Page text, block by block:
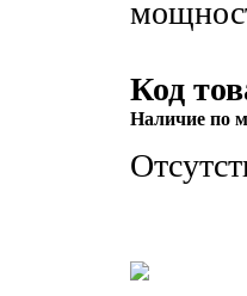
Код
Наличие по